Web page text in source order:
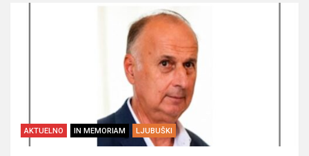
AKTUELNO IN MEMORIAM LJUBUŠKI